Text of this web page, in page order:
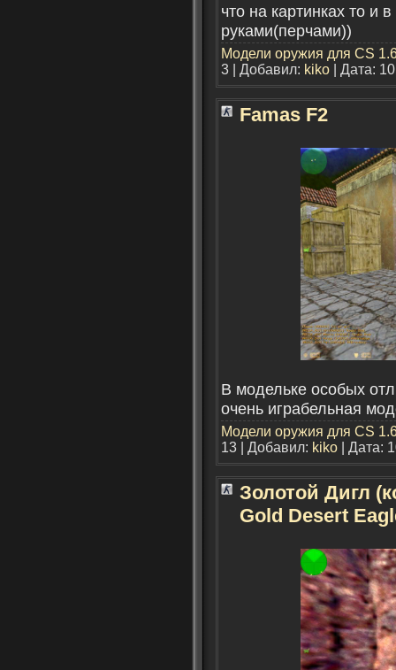
что на картинках то и
руками(перчами))
Модели оружия для CS
3 | Добавил: kiko | Дата:
Famas F2
В модельке особых
очень играбельная
Модели оружия для CS
13 | Добавил: kiko | Дата:
Золотой Дигл
Gold Desert